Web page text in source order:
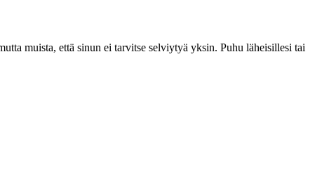
muista, että sinun ei tarvitse selviytyä yksin. Puhu läheisillesi tai